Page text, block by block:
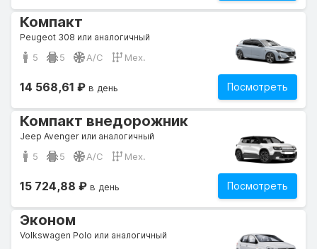
Компакт
Peugeot 308 или аналогичный
5 5 A/C Мех.
Посмотреть
14 568,61 ₽ в день
Компакт внедорожник
Jeep Avenger или аналогичный
5 5 A/C Мех.
Посмотреть
15 724,88 ₽ в день
Эконом
Volkswagen Polo или аналогичный